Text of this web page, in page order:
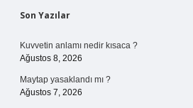
Sidebar
Son Yazılar
Kuvvetin anlamı nedir kısaca ?
Ağustos 8, 2026
Maytap yasaklandı mı ?
Ağustos 7, 2026